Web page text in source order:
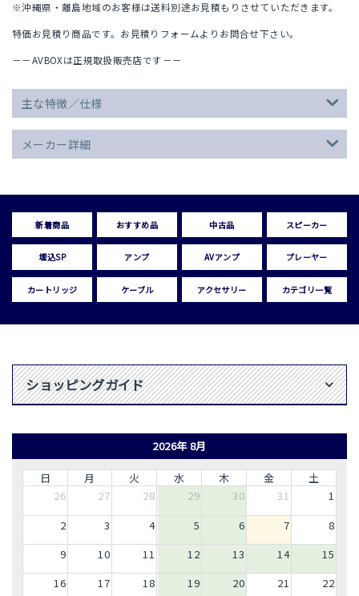
※沖縄県・離島地域のお客様は送料別途お見積もりさせていただきます。
特価お見積り商品です。お見積りフォームよりお問合せ下さい。
－－AVBOXは正規取扱販売店です－－
主な特徴／仕様
メーカー詳細
新着商品 おすすめ品 中古品 スピーカー
埋込SP アンプ AVアンプ プレーヤー
カートリッジ ケーブル アクセサリー カテゴリ一覧
ショッピングガイド
2026年 8月
日 月 火 水 木 金
土
26
27 28 29 30 31
1
2
3 4 5 6 7
8
9
10 11 12 13 14
15
16
17 18 19 20 21
22